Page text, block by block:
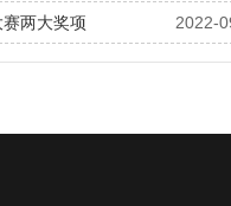
2022-
两大奖项